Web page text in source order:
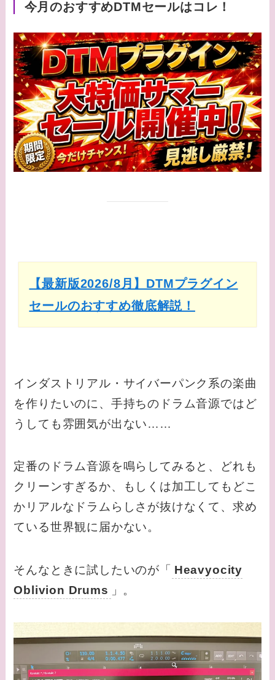
今月のおすすめDTMセールはコレ！
【最新版2026/8月】DTMプラグイン
セールのおすすめ徹底解説！
インダストリアル・サイバーパンク系の楽曲
を作りたいのに、手持ちのドラム音源ではど
うしても雰囲気が出ない……
定番のドラム音源を鳴らしてみると、どれも
クリーンすぎるか、もしくは加工してもどこ
かリアルなドラムらしさが抜けなくて、求め
ている世界観に届かない。
そんなときに試したいのが「 Heavyocity
Oblivion Drums
」。